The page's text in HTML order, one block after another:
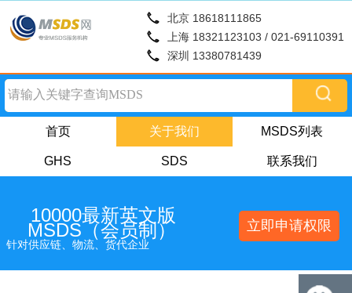
北京 18618111865
上海 18321123103 / 021-69110391
深圳 13380781439
首页 关于我们 MSDS列表
GHS SDS 联系我们
10000最新英文版
MSDS（会员制）
针对供应链、物流、货代企业
立即申请权限